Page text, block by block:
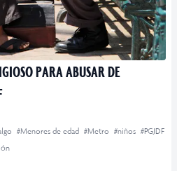
PARA ABUSAR DE
#Menores de edad #Metro #niños #PGJDF